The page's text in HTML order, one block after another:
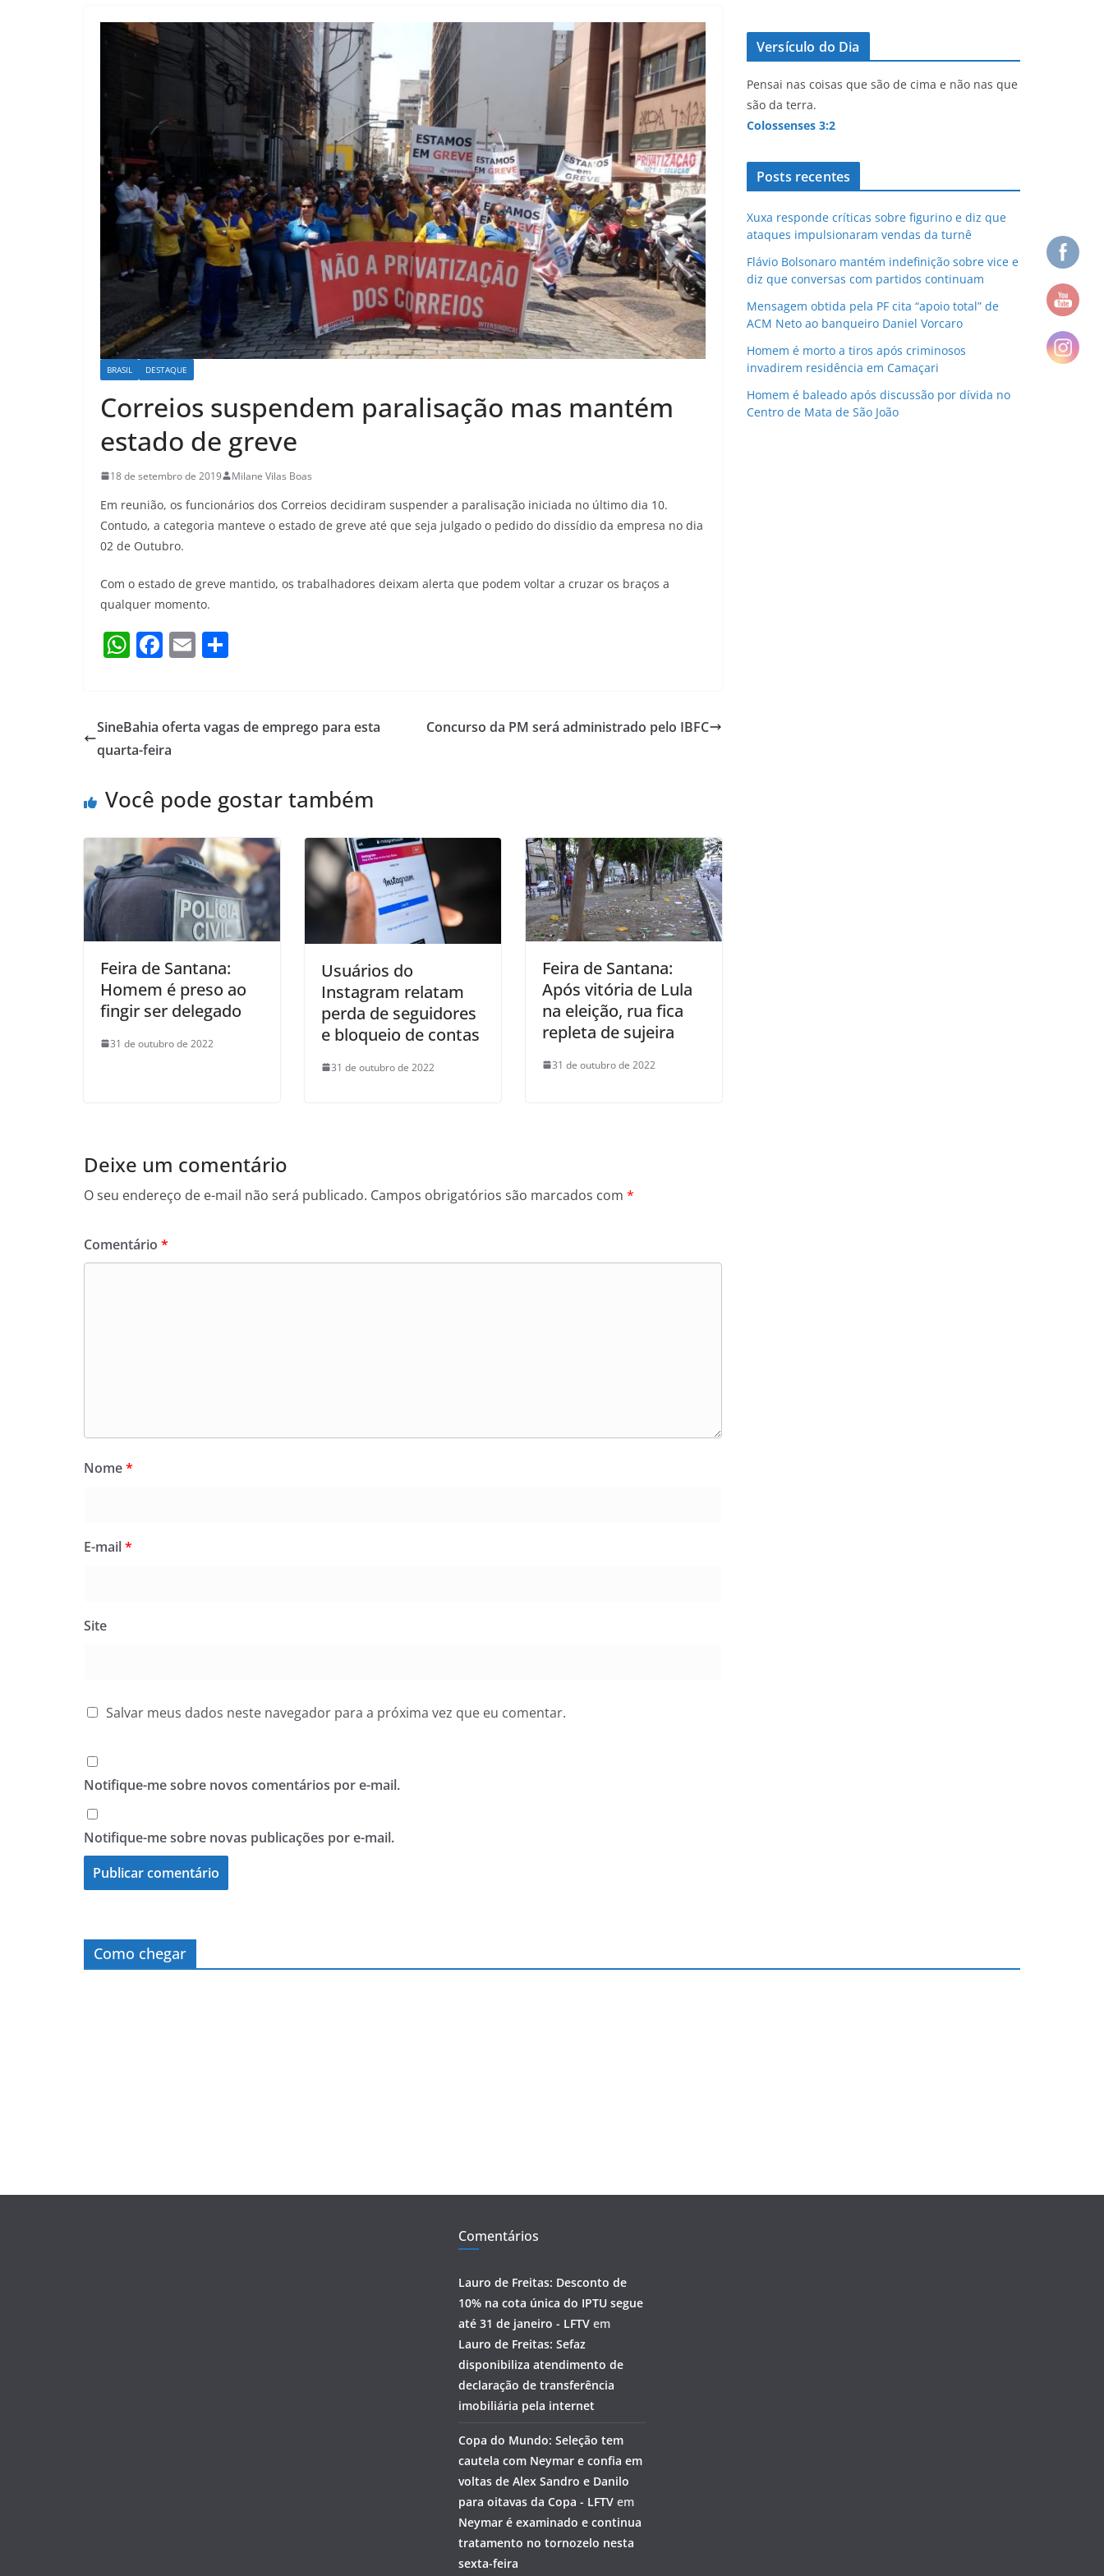
BRASIL DESTAQUE
Correios suspendem paralisação mas mantém
estado de greve
18 de setembro de 2019 Milane Vilas Boas
Em reunião, os funcionários dos Correios decidiram suspender a paralisação iniciada no último dia 10.
Contudo, a categoria manteve o estado de greve até que seja julgado o pedido do dissídio da empresa no dia
02 de Outubro.
Com o estado de greve mantido, os trabalhadores deixam alerta que podem voltar a cruzar os braços a
qualquer momento.
W
s
A
p
F
e
b
o
k
E
l e
SineBahia oferta vagas de emprego para esta
quarta-feira
Concurso da PM será administrado pelo IBFC
Você pode gostar também
Feira de Santana:
Homem é preso ao
fingir ser delegado
31 de outubro de 2022
Usuários do
Instagram relatam
perda de seguidores
e bloqueio de contas
31 de outubro de 2022
Feira de Santana:
Após vitória de Lula
na eleição, rua fica
repleta de sujeira
31 de outubro de 2022
Deixe um comentário
O seu endereço de e-mail não será publicado. Campos obrigatórios são marcados com *
Comentário *
Nome*
E-mail*
Site
Salvar meus dados neste navegador para a próxima vez que eu comentar.
Notifique-me sobre novos comentários por e-mail.
Notifique-me sobre novas publicações por e-mail.
Versículo do Dia
Pensai nas coisas que são de cima e não nas que
são da terra.
Colossenses 3:2
Posts recentes
Xuxa responde críticas sobre figurino e diz que
ataques impulsionaram vendas da turnê
Flávio Bolsonaro mantém indefinição sobre vice e
diz que conversas com partidos continuam
Mensagem obtida pela PF cita “apoio total” de
ACM Neto ao banqueiro Daniel Vorcaro
Homem é morto a tiros após criminosos
invadirem residência em Camaçari
Homem é baleado após discussão por dívida no
Centro de Mata de São João
Como chegar
Comentários
Lauro de Freitas: Desconto de
10% na cota única do IPTU segue
até 31 de janeiro - LFTV em
Lauro de Freitas: Sefaz
disponibiliza atendimento de
declaração de transferência
imobiliária pela internet
Copa do Mundo: Seleção tem
cautela com Neymar e confia em
voltas de Alex Sandro e Danilo
para oitavas da Copa - LFTV em
Neymar é examinado e continua
tratamento no tornozelo nesta
sexta-feira